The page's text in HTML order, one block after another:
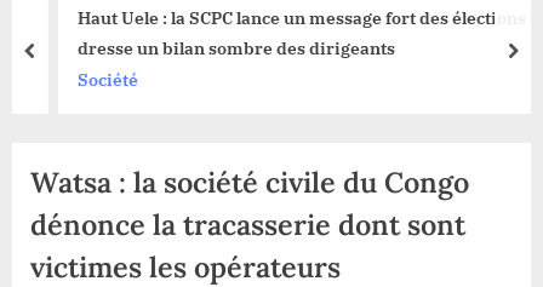
Haut Uele : la SCPC lance un message fort des élections et
dresse un bilan sombre des dirigeants
Société
prev
Watsa : la société civile du Congo
dénonce la tracasserie dont sont
victimes les opérateurs